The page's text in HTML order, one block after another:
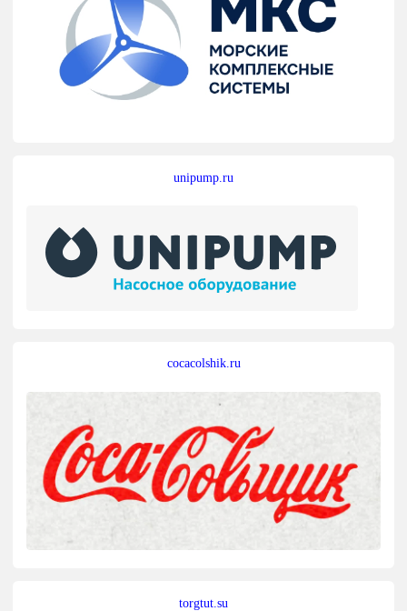
unipump.ru
cocacolshik.ru
torgtut.su